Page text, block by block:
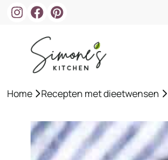
Home »Recepten met dieetwensen »